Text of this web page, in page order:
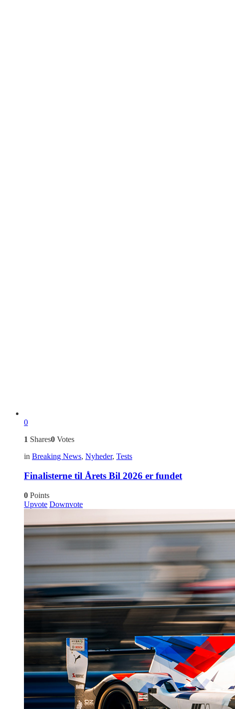
0
1 Shares0 Votes
in Breaking News, Nyheder, Tests
Finalisterne til Årets Bil 2026 er fundet
0 Points
Upvote Downvote